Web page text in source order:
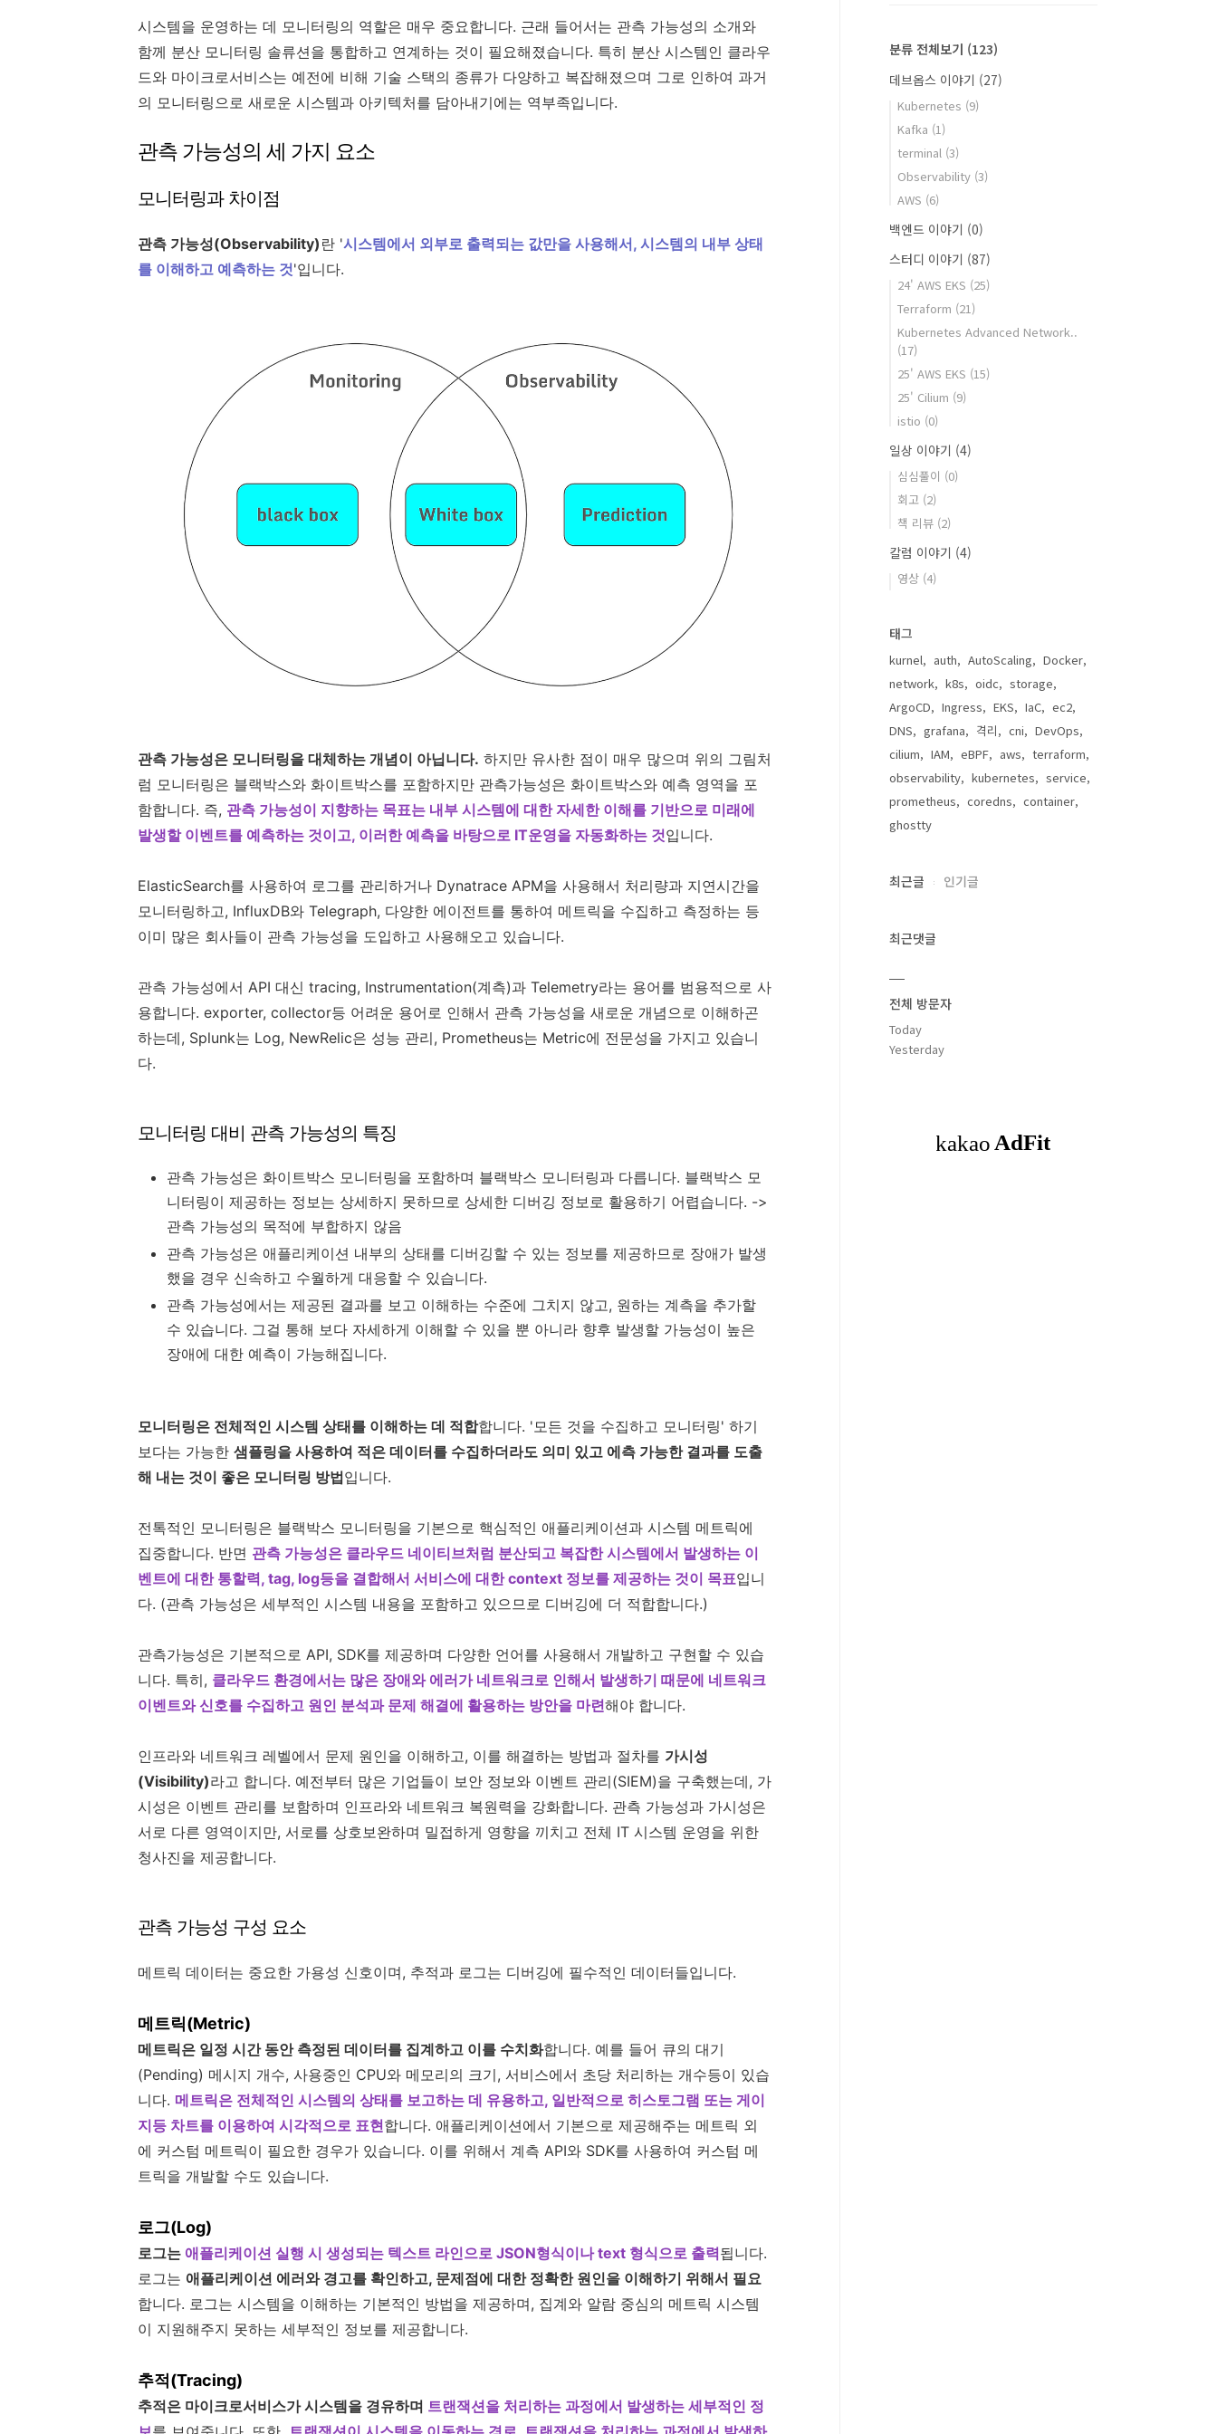
시스템을 운영하는 데 모니터링의 역할은 매우 중요합니다. 근래 들어서는 관측 가능성의 소개와
함께 분산 모니터링 솔류션을 통합하고 연계하는 것이 필요해졌습니다. 특히 분산 시스템인 클라우
드와 마이크로서비스는 예전에 비해 기술 스택의 종류가 다양하고 복잡해졌으며 그로 인하여 과거
의 모니터링으로 새로운 시스템과 아키텍처를 담아내기에는 역부족입니다.
관측 가능성의 세 가지 요소
모니터링과 차이점
관측 가능성(Observability) 란 '시스템에서 외부로 출력되는 값만을 사용해서, 시스템의 내부 상태
를 이해하고 예측하는 것'입니다.
관측 가능성은 모니터링을 대체하는 개념이 아닙니다. 하지만 유사한 점이 매우 많으며 위의 그림처
럼 모니터링은 블랙박스와 화이트박스를 포함하지만 관측가능성은 화이트박스와 예측 영역을 포
함합니다. 즉, 관측 가능성이 지향하는 목표는 내부 시스템에 대한 자세한 이해를 기반으로 미래에
발생할 이벤트를 예측하는 것이고, 이러한 예측을 바탕으로 IT운영을 자동화하는 것입니다.
ElasticSearch를 사용하여 로그를 관리하거나 Dynatrace APM을 사용해서 처리량과 지연시간을
모니터링하고, InfluxDB와 Telegraph, 다양한 에이전트를 통하여 메트릭을 수집하고 측정하는 등
이미 많은 회사들이 관측 가능성을 도입하고 사용해오고 있습니다.
관측 가능성에서 API 대신 tracing, Instrumentation(계측)과 Telemetry라는 용어를 범용적으로 사
용합니다. exporter, collector등 어려운 용어로 인해서 관측 가능성을 새로운 개념으로 이해하곤
하는데, Splunk는 Log, NewRelic은 성능 관리, Prometheus는 Metric에 전문성을 가지고 있습니
다.
모니터링 대비 관측 가능성의 특징
관측 가능성은 화이트박스 모니터링을 포함하며 블랙박스 모니터링과 다릅니다. 블랙박스 모
니터링이 제공하는 정보는 상세하지 못하므로 상세한 디버깅 정보로 활용하기 어렵습니다. ->
관측 가능성의 목적에 부합하지 않음
관측 가능성은 애플리케이션 내부의 상태를 디버깅할 수 있는 정보를 제공하므로 장애가 발생
했을 경우 신속하고 수월하게 대응할 수 있습니다.
관측 가능성에서는 제공된 결과를 보고 이해하는 수준에 그치지 않고, 원하는 계측을 추가할
수 있습니다. 그걸 통해 보다 자세하게 이해할 수 있을 뿐 아니라 향후 발생할 가능성이 높은
장애에 대한 예측이 가능해집니다.
모니터링은 전체적인 시스템 상태를 이해하는 데 적합합니다. '모든 것을 수집하고 모니터링' 하기
보다는 가능한 샘플링을 사용하여 적은 데이터를 수집하더라도 의미 있고 에측 가능한 결과를 도출
해 내는 것이 좋은 모니터링 방법입니다.
전톡적인 모니터링은 블랙박스 모니터링을 기본으로 핵심적인 애플리케이션과 시스템 메트릭에
집중합니다. 반면 관측 가능성은 클라우드 네이티브처럼 분산되고 복잡한 시스템에서 발생하는 이
벤트에 대한 통할력, tag, log등을 결합해서 서비스에 대한 context 정보를 제공하는 것이 목표입니
다. (관측 가능성은 세부적인 시스템 내용을 포함하고 있으므로 디버깅에 더 적합합니다.)
관측가능성은 기본적으로 API, SDK를 제공하며 다양한 언어를 사용해서 개발하고 구현할 수 있습
니다. 특히, 클라우드 환경에서는 많은 장애와 에러가 네트워크로 인해서 발생하기 때문에 네트워크
이벤트와 신호를 수집하고 원인 분석과 문제 해결에 활용하는 방안을 마련해야 합니다.
인프라와 네트워크 레벨에서 문제 원인을 이해하고, 이를 해결하는 방법과 절차를 가시성
(Visibility)라고 합니다. 예전부터 많은 기업들이 보안 정보와 이벤트 관리(SIEM)을 구축했는데, 가
시성은 이벤트 관리를 보함하며 인프라와 네트워크 복원력을 강화합니다. 관측 가능성과 가시성은
서로 다른 영역이지만, 서로를 상호보완하며 밀접하게 영향을 끼치고 전체 IT 시스템 운영을 위한
청사진을 제공합니다.
관측 가능성 구성 요소
메트릭 데이터는 중요한 가용성 신호이며, 추적과 로그는 디버깅에 필수적인 데이터들입니다.
메트릭(Metric)
메트릭은 일정 시간 동안 측정된 데이터를 집계하고 이를 수치화합니다. 예를 들어 큐의 대기
(Pending) 메시지 개수, 사용중인 CPU와 메모리의 크기, 서비스에서 초당 처리하는 개수등이 있습
니다. 메트릭은 전체적인 시스템의 상태를 보고하는 데 유용하고, 일반적으로 히스토그램 또는 게이
지등 차트를 이용하여 시각적으로 표현합니다. 애플리케이션에서 기본으로 제공해주는 메트릭 외
에 커스텀 메트릭이 필요한 경우가 있습니다. 이를 위해서 계측 API와 SDK를 사용하여 커스텀 메
트릭을 개발할 수도 있습니다.
로그(Log)
로그는 애플리케이션 실행 시 생성되는 텍스트 라인으로 JSON형식이나 text 형식으로 출력됩니다.
로그는 애플리케이션 에러와 경고를 확인하고, 문제점에 대한 정확한 원인을 이해하기 위해서 필요
합니다. 로그는 시스템을 이해하는 기본적인 방법을 제공하며, 집계와 알람 중심의 메트릭 시스템
이 지원해주지 못하는 세부적인 정보를 제공합니다.
추적(Tracing)
추적은 마이크로서비스가 시스템을 경유하며 트랜잭션을 처리하는 과정에서 발생하는 세부적인 정
분류 전체보기 (123)
데브옵스 이야기 (27)
Kubernetes (9)
Kafka (1)
terminal (3)
Observability (3)
AWS (6)
백엔드 이야기 (0)
스터디 이야기 (87)
24' AWS EKS (25)
Terraform (21)
Kubernetes Advanced Network..
(17)
25' AWS EKS (15)
25' Cilium (9)
istio (0)
일상 이야기 (4)
심심풀이 (0)
회고 (2)
책 리뷰 (2)
칼럼 이야기 (4)
영상 (4)
태그
kurnel auth AutoScaling
Docker
network
k8s oidc
storage
ArgoCD
Ingress EKS IaC
ec2
DNS
grafana 격리 cni
DevOps
cilium
IAM eBPF aws
terraform
observability
kubernetes
service
prometheus
coredns
container
ghostty
최근글 인기글
최근댓글
전체 방문자
Today
Yesterday